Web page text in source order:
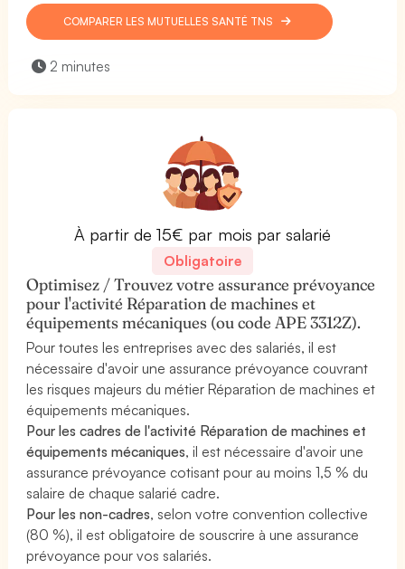
COMPARER LES MUTUELLES SANTÉ TNS
2 minutes
À partir de 15€ par mois par salarié
Obligatoire
Optimisez / Trouvez votre assurance prévoyance
pour l'activité Réparation de machines et
équipements mécaniques (ou code APE 3312Z).
Pour toutes les entreprises avec des salariés, il est
nécessaire d'avoir une assurance prévoyance couvrant
les risques majeurs du métier Réparation de machines et
équipements mécaniques.
Pour les cadres de l'activité Réparation de machines et
équipements mécaniques, il est nécessaire d'avoir une
assurance prévoyance cotisant pour au moins 1,5 % du
salaire de chaque salarié cadre.
Pour les non-cadres, selon votre convention collective
(80 %), il est obligatoire de souscrire à une assurance
prévoyance pour vos salariés.